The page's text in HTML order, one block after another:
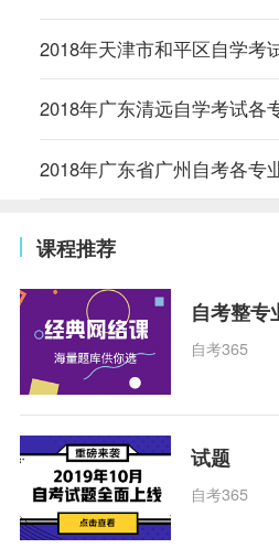
2018年天津市和平区自学考
课程推荐
自考整专
自考365
试题
自考365